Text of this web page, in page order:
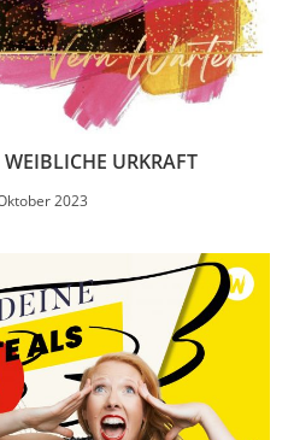
WEIBLICHE URKRAFT
2023